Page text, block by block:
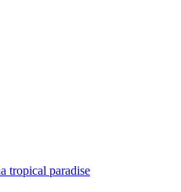
tropical paradise